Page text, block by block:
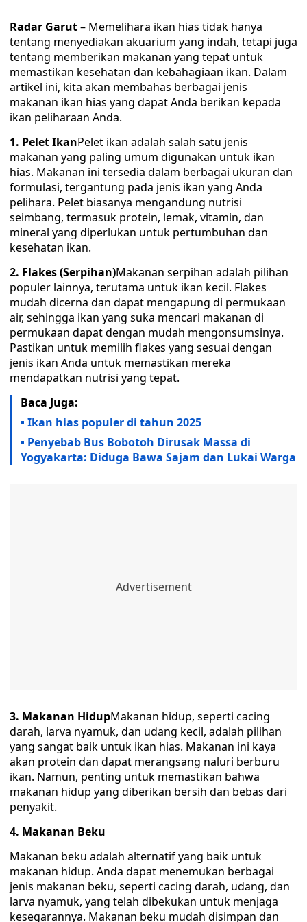
Radar Garut– Memelihara ikan hias tidak hanya
tentang menyediakan akuarium yang indah, tetapi juga
tentang memberikan makanan yang tepat untuk
memastikan kesehatan dan kebahagiaan ikan. Dalam
artikel ini, kita akan membahas berbagai jenis
makanan ikan hias yang dapat Anda berikan kepada
ikan peliharaan Anda.
1. Pelet IkanPelet ikan adalah salah satu jenis
makanan yang paling umum digunakan untuk ikan
hias. Makanan ini tersedia dalam berbagai ukuran dan
formulasi, tergantung pada jenis ikan yang Anda
pelihara. Pelet biasanya mengandung nutrisi
seimbang, termasuk protein, lemak, vitamin, dan
mineral yang diperlukan untuk pertumbuhan dan
kesehatan ikan.
2. Flakes (Serpihan)Makanan serpihan adalah pilihan
populer lainnya, terutama untuk ikan kecil. Flakes
mudah dicerna dan dapat mengapung di permukaan
air, sehingga ikan yang suka mencari makanan di
permukaan dapat dengan mudah mengonsumsinya.
Pastikan untuk memilih flakes yang sesuai dengan
jenis ikan Anda untuk memastikan mereka
mendapatkan nutrisi yang tepat.
Baca Juga:
Ikan hias populer di tahun 2025
Penyebab Bus Bobotoh Dirusak Massa di
Yogyakarta: Diduga Bawa Sajam dan Lukai Warga
3. Makanan HidupMakanan hidup, seperti cacing
darah, larva nyamuk, dan udang kecil, adalah pilihan
yang sangat baik untuk ikan hias. Makanan ini kaya
akan protein dan dapat merangsang naluri berburu
ikan. Namun, penting untuk memastikan bahwa
makanan hidup yang diberikan bersih dan bebas dari
penyakit.
4. Makanan Beku
Makanan beku adalah alternatif yang baik untuk
makanan hidup. Anda dapat menemukan berbagai
jenis makanan beku, seperti cacing darah, udang, dan
larva nyamuk, yang telah dibekukan untuk menjaga
kesegarannya. Makanan beku mudah disimpan dan